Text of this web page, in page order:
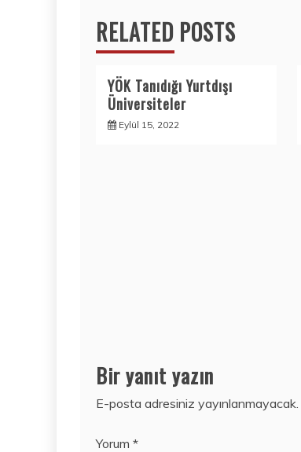
RELATED POSTS
YÖK Tanıdığı Yurtdışı
Üniversiteler
Eylül 15, 2022
Bir yanıt yazın
E-posta adresiniz yayınlanmayacak.
Yorum *